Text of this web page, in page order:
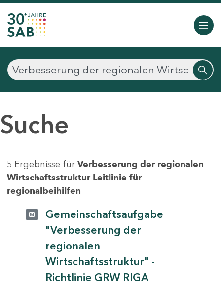
Suche
5 Ergebnisse für Verbesserung der regionalen
Wirtschaftsstruktur Leitlinie für
regionalbeihilfen
Gemeinschaftsaufgabe
"Verbesserung der
regionalen
Wirtschaftsstruktur" -
Richtlinie GRW RIGA